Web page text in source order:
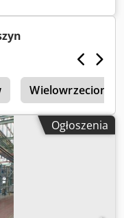
Ogłoszenia